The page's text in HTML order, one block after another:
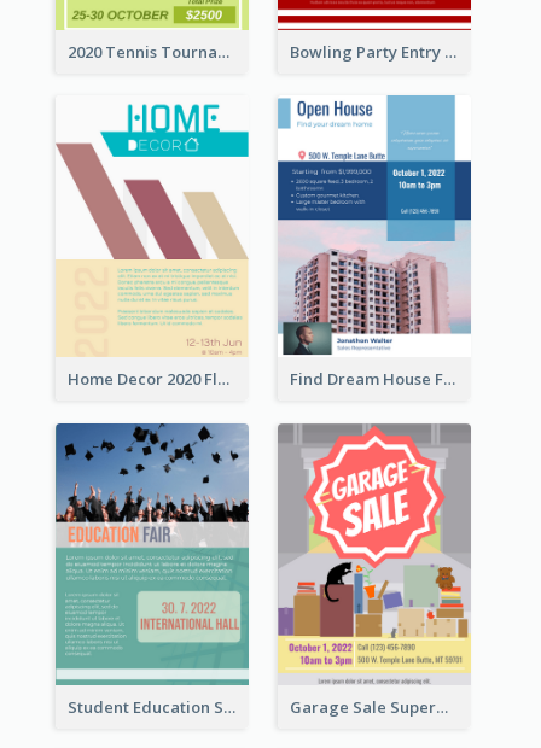
2020 Tennis Tournament Flyer Bowling Party Entry Flyer
Home Decor 2020 Flyer Find Dream House Flyer
Student Education Study Flyer Garage Sale Supermarket Flyer